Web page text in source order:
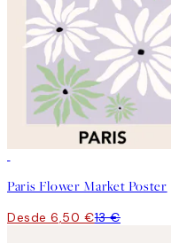
Paris Flower Market Poster
Desde 6,50 €13 €